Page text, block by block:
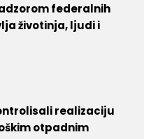
federalnih
životinja, ljudi i
realizaciju
otpadnim